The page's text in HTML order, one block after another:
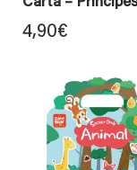
4,90€